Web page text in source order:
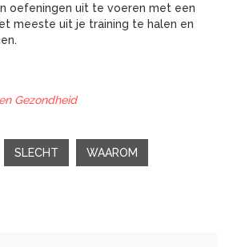
oefeningen uit te voeren met een
meeste uit je training te halen en
Gezondheid
SLECHT WAAROM